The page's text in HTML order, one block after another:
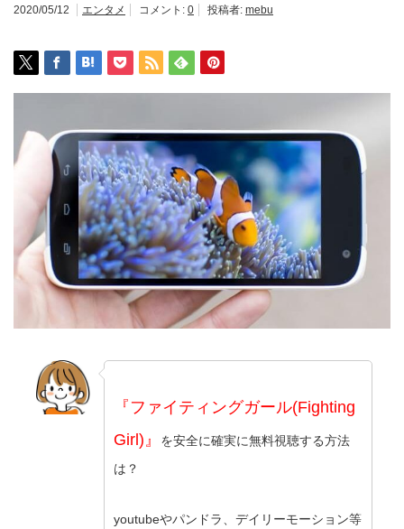
2020/05/12 エンタメ コメント: 0 投稿者: mebu
『ファイティングガール(Fighting
Girl)』
を安全に確実に無料視聴する方法
は？
youtubeやパンドラ、デイリーモーション等